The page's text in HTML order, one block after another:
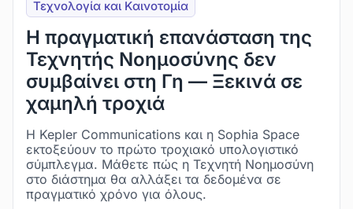
Τεχνολογία και Kαινοτομία
Η πραγματική επανάσταση της
Τεχνητής Νοημοσύνης δεν
συμβαίνει στη Γη — Ξεκινά σε
χαμηλή τροχιά
Η Kepler Communications και η Sophia Space
εκτοξεύουν το πρώτο τροχιακό υπολογιστικό
σύμπλεγμα. Μάθετε πώς η Τεχνητή Νοημοσύνη
στο διάστημα θα αλλάξει τα δεδομένα σε
πραγματικό χρόνο για όλους.